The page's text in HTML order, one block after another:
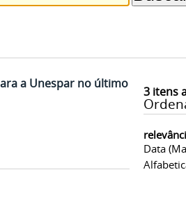
3itens
Data
a Unespar no último